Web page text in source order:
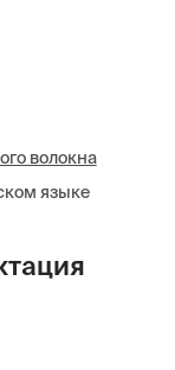
волокна
языке